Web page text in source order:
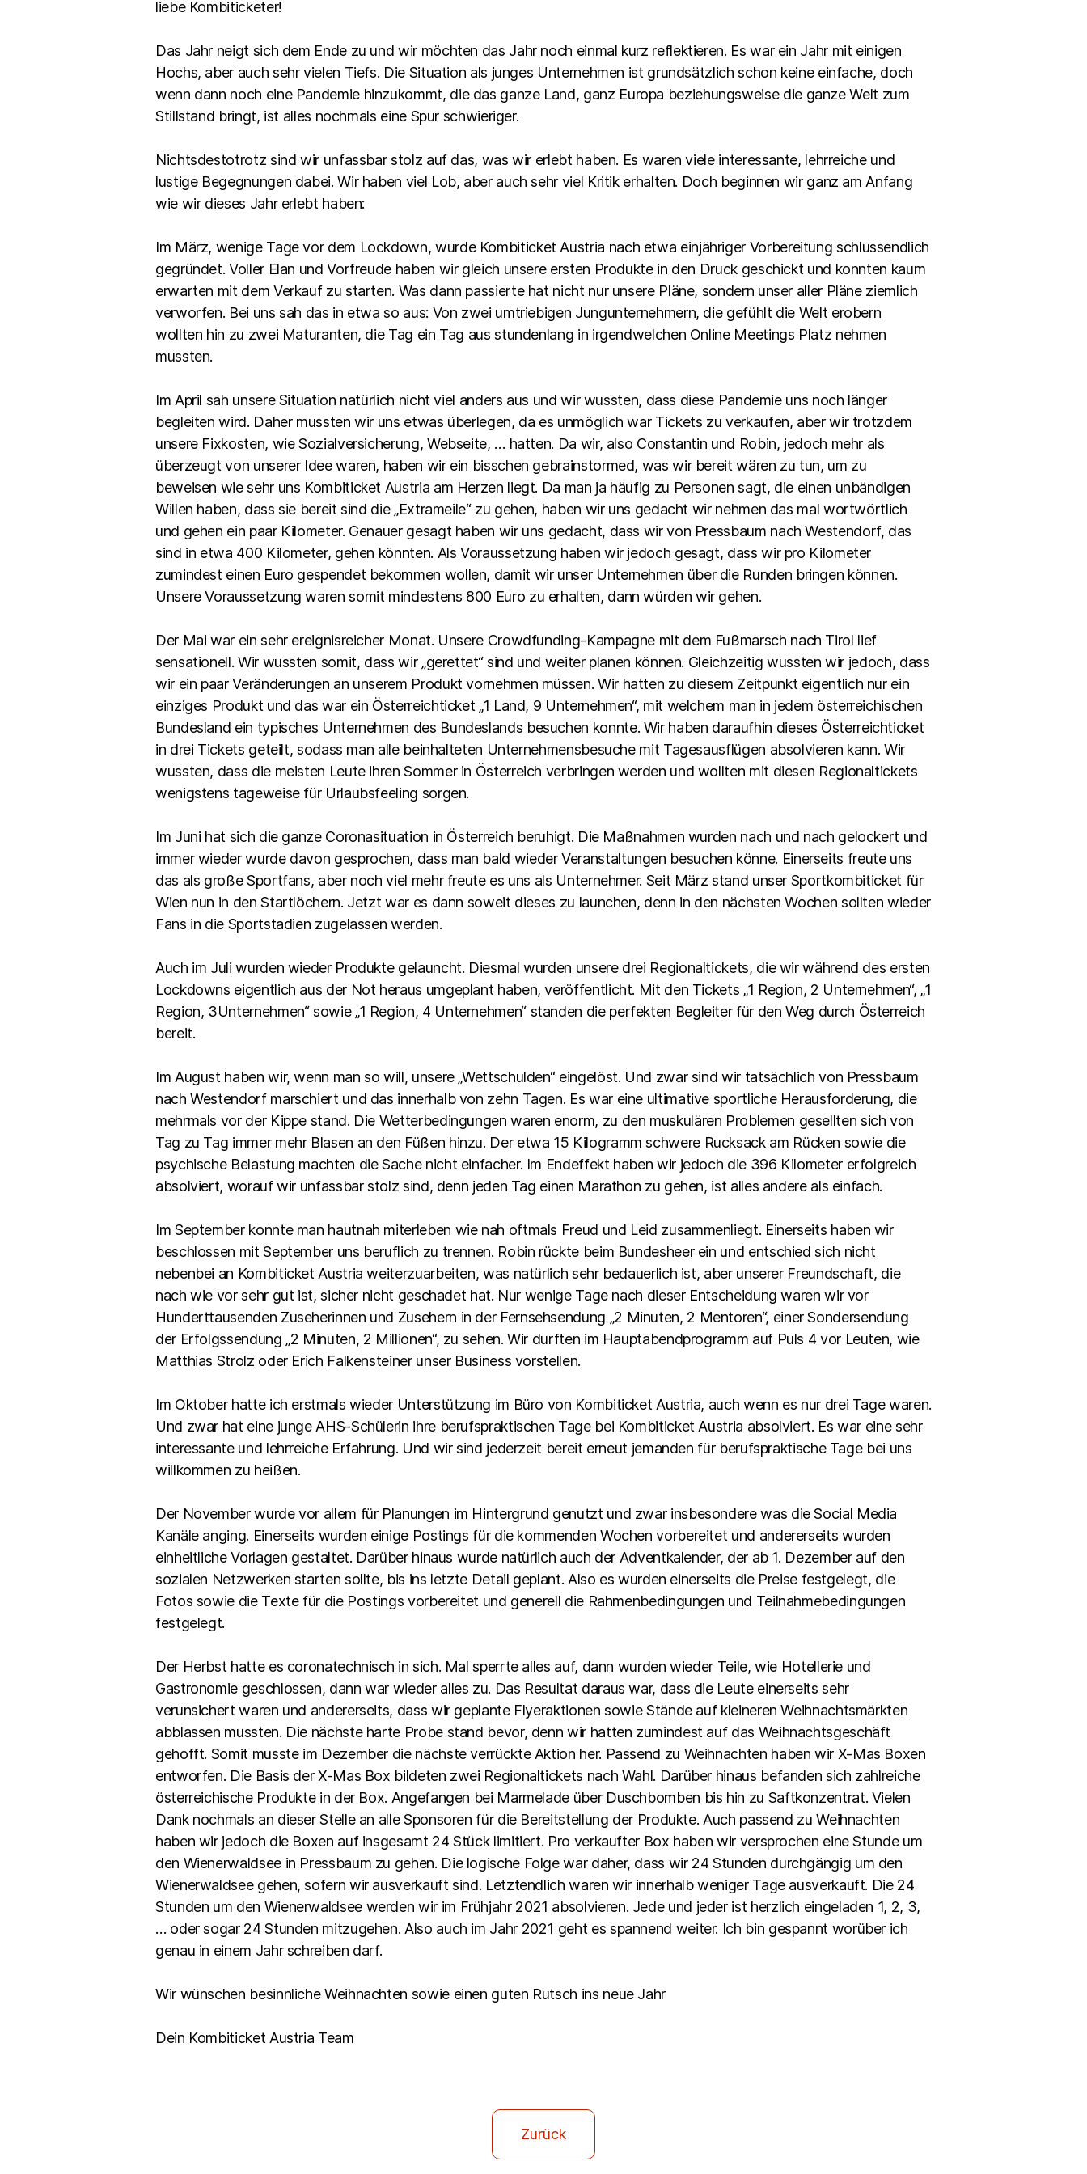
liebe Kombiticketer!
Das Jahr neigt sich dem Ende zu und wir möchten das Jahr noch einmal kurz reflektieren. Es war ein Jahr mit einigen
Hochs, aber auch sehr vielen Tiefs. Die Situation als junges Unternehmen ist grundsätzlich schon keine einfache, doch
wenn dann noch eine Pandemie hinzukommt, die das ganze Land, ganz Europa beziehungsweise die ganze Welt zum
Stillstand bringt, ist alles nochmals eine Spur schwieriger.
Nichtsdestotrotz sind wir unfassbar stolz auf das, was wir erlebt haben. Es waren viele interessante, lehrreiche und
lustige Begegnungen dabei. Wir haben viel Lob, aber auch sehr viel Kritik erhalten. Doch beginnen wir ganz am Anfang
wie wir dieses Jahr erlebt haben:
Im März, wenige Tage vor dem Lockdown, wurde Kombiticket Austria nach etwa einjähriger Vorbereitung schlussendlich
gegründet. Voller Elan und Vorfreude haben wir gleich unsere ersten Produkte in den Druck geschickt und konnten kaum
erwarten mit dem Verkauf zu starten. Was dann passierte hat nicht nur unsere Pläne, sondern unser aller Pläne ziemlich
verworfen. Bei uns sah das in etwa so aus: Von zwei umtriebigen Jungunternehmern, die gefühlt die Welt erobern
wollten hin zu zwei Maturanten, die Tag ein Tag aus stundenlang in irgendwelchen Online Meetings Platz nehmen
mussten.
Im April sah unsere Situation natürlich nicht viel anders aus und wir wussten, dass diese Pandemie uns noch länger
begleiten wird. Daher mussten wir uns etwas überlegen, da es unmöglich war Tickets zu verkaufen, aber wir trotzdem
unsere Fixkosten, wie Sozialversicherung, Webseite, … hatten. Da wir, also Constantin und Robin, jedoch mehr als
überzeugt von unserer Idee waren, haben wir ein bisschen gebrainstormed, was wir bereit wären zu tun, um zu
beweisen wie sehr uns Kombiticket Austria am Herzen liegt. Da man ja häufig zu Personen sagt, die einen unbändigen
Willen haben, dass sie bereit sind die „Extrameile“ zu gehen, haben wir uns gedacht wir nehmen das mal wortwörtlich
und gehen ein paar Kilometer. Genauer gesagt haben wir uns gedacht, dass wir von Pressbaum nach Westendorf, das
sind in etwa 400 Kilometer, gehen könnten. Als Voraussetzung haben wir jedoch gesagt, dass wir pro Kilometer
zumindest einen Euro gespendet bekommen wollen, damit wir unser Unternehmen über die Runden bringen können.
Unsere Voraussetzung waren somit mindestens 800 Euro zu erhalten, dann würden wir gehen.
Der Mai war ein sehr ereignisreicher Monat. Unsere Crowdfunding-Kampagne mit dem Fußmarsch nach Tirol lief
sensationell. Wir wussten somit, dass wir „gerettet“ sind und weiter planen können. Gleichzeitig wussten wir jedoch, dass
wir ein paar Veränderungen an unserem Produkt vornehmen müssen. Wir hatten zu diesem Zeitpunkt eigentlich nur ein
einziges Produkt und das war ein Österreichticket „1 Land, 9 Unternehmen“, mit welchem man in jedem österreichischen
Bundesland ein typisches Unternehmen des Bundeslands besuchen konnte. Wir haben daraufhin dieses Österreichticket
in drei Tickets geteilt, sodass man alle beinhalteten Unternehmensbesuche mit Tagesausflügen absolvieren kann. Wir
wussten, dass die meisten Leute ihren Sommer in Österreich verbringen werden und wollten mit diesen Regionaltickets
wenigstens tageweise für Urlaubsfeeling sorgen.
Im Juni hat sich die ganze Coronasituation in Österreich beruhigt. Die Maßnahmen wurden nach und nach gelockert und
immer wieder wurde davon gesprochen, dass man bald wieder Veranstaltungen besuchen könne. Einerseits freute uns
das als große Sportfans, aber noch viel mehr freute es uns als Unternehmer. Seit März stand unser Sportkombiticket für
Wien nun in den Startlöchern. Jetzt war es dann soweit dieses zu launchen, denn in den nächsten Wochen sollten wieder
Fans in die Sportstadien zugelassen werden.
Auch im Juli wurden wieder Produkte gelauncht. Diesmal wurden unsere drei Regionaltickets, die wir während des ersten
Lockdowns eigentlich aus der Not heraus umgeplant haben, veröffentlicht. Mit den Tickets „1 Region, 2 Unternehmen“, „1
Region, 3Unternehmen“ sowie „1 Region, 4 Unternehmen“ standen die perfekten Begleiter für den Weg durch Österreich
bereit.
Im August haben wir, wenn man so will, unsere „Wettschulden“ eingelöst. Und zwar sind wir tatsächlich von Pressbaum
nach Westendorf marschiert und das innerhalb von zehn Tagen. Es war eine ultimative sportliche Herausforderung, die
mehrmals vor der Kippe stand. Die Wetterbedingungen waren enorm, zu den muskulären Problemen gesellten sich von
Tag zu Tag immer mehr Blasen an den Füßen hinzu. Der etwa 15 Kilogramm schwere Rucksack am Rücken sowie die
psychische Belastung machten die Sache nicht einfacher. Im Endeffekt haben wir jedoch die 396 Kilometer erfolgreich
absolviert, worauf wir unfassbar stolz sind, denn jeden Tag einen Marathon zu gehen, ist alles andere als einfach.
Im September konnte man hautnah miterleben wie nah oftmals Freud und Leid zusammenliegt. Einerseits haben wir
beschlossen mit September uns beruflich zu trennen. Robin rückte beim Bundesheer ein und entschied sich nicht
nebenbei an Kombiticket Austria weiterzuarbeiten, was natürlich sehr bedauerlich ist, aber unserer Freundschaft, die
nach wie vor sehr gut ist, sicher nicht geschadet hat. Nur wenige Tage nach dieser Entscheidung waren wir vor
Hunderttausenden Zuseherinnen und Zusehern in der Fernsehsendung „2 Minuten, 2 Mentoren“, einer Sondersendung
der Erfolgssendung „2 Minuten, 2 Millionen“, zu sehen. Wir durften im Hauptabendprogramm auf Puls 4 vor Leuten, wie
Matthias Strolz oder Erich Falkensteiner unser Business vorstellen.
Im Oktober hatte ich erstmals wieder Unterstützung im Büro von Kombiticket Austria, auch wenn es nur drei Tage waren.
Und zwar hat eine junge AHS-Schülerin ihre berufspraktischen Tage bei Kombiticket Austria absolviert. Es war eine sehr
interessante und lehrreiche Erfahrung. Und wir sind jederzeit bereit erneut jemanden für berufspraktische Tage bei uns
willkommen zu heißen.
Der November wurde vor allem für Planungen im Hintergrund genutzt und zwar insbesondere was die Social Media
Kanäle anging. Einerseits wurden einige Postings für die kommenden Wochen vorbereitet und andererseits wurden
einheitliche Vorlagen gestaltet. Darüber hinaus wurde natürlich auch der Adventkalender, der ab 1. Dezember auf den
sozialen Netzwerken starten sollte, bis ins letzte Detail geplant. Also es wurden einerseits die Preise festgelegt, die
Fotos sowie die Texte für die Postings vorbereitet und generell die Rahmenbedingungen und Teilnahmebedingungen
festgelegt.
Der Herbst hatte es coronatechnisch in sich. Mal sperrte alles auf, dann wurden wieder Teile, wie Hotellerie und
Gastronomie geschlossen, dann war wieder alles zu. Das Resultat daraus war, dass die Leute einerseits sehr
verunsichert waren und andererseits, dass wir geplante Flyeraktionen sowie Stände auf kleineren Weihnachtsmärkten
abblassen mussten. Die nächste harte Probe stand bevor, denn wir hatten zumindest auf das Weihnachtsgeschäft
gehofft. Somit musste im Dezember die nächste verrückte Aktion her. Passend zu Weihnachten haben wir X-Mas Boxen
entworfen. Die Basis der X-Mas Box bildeten zwei Regionaltickets nach Wahl. Darüber hinaus befanden sich zahlreiche
österreichische Produkte in der Box. Angefangen bei Marmelade über Duschbomben bis hin zu Saftkonzentrat. Vielen
Dank nochmals an dieser Stelle an alle Sponsoren für die Bereitstellung der Produkte. Auch passend zu Weihnachten
haben wir jedoch die Boxen auf insgesamt 24 Stück limitiert. Pro verkaufter Box haben wir versprochen eine Stunde um
den Wienerwaldsee in Pressbaum zu gehen. Die logische Folge war daher, dass wir 24 Stunden durchgängig um den
Wienerwaldsee gehen, sofern wir ausverkauft sind. Letztendlich waren wir innerhalb weniger Tage ausverkauft. Die 24
Stunden um den Wienerwaldsee werden wir im Frühjahr 2021 absolvieren. Jede und jeder ist herzlich eingeladen 1, 2, 3,
… oder sogar 24 Stunden mitzugehen. Also auch im Jahr 2021 geht es spannend weiter. Ich bin gespannt worüber ich
genau in einem Jahr schreiben darf.
Wir wünschen besinnliche Weihnachten sowie einen guten Rutsch ins neue Jahr
Dein Kombiticket Austria Team
Zurück